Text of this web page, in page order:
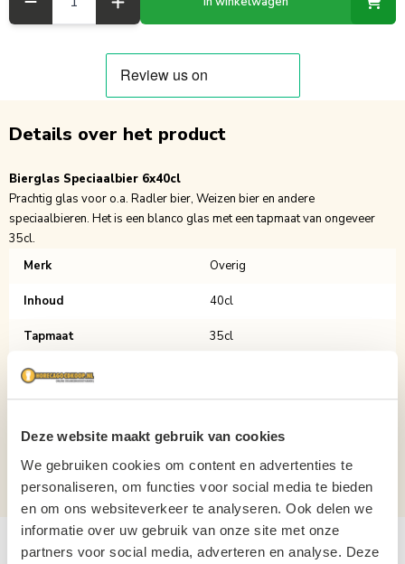
Deze website maakt gebruik van cookies
We gebruiken cookies om content en advertenties te
personaliseren, om functies voor social media te bieden
en om ons websiteverkeer te analyseren. Ook delen we
informatie over uw gebruik van onze site met onze
partners voor social media, adverteren en analyse. Deze
Details over het product
Bierglas Speciaalbier 6x40cl
Prachtig glas voor o.a. Radler bier, Weizen bier en andere
speciaalbieren. Het is een blanco glas met een tapmaat van ongeveer
35cl.
Merk
Overig
Inhoud 40cl
Tapmaat 35cl
Verpakking
Materiaal Glas
Stapelbaar?